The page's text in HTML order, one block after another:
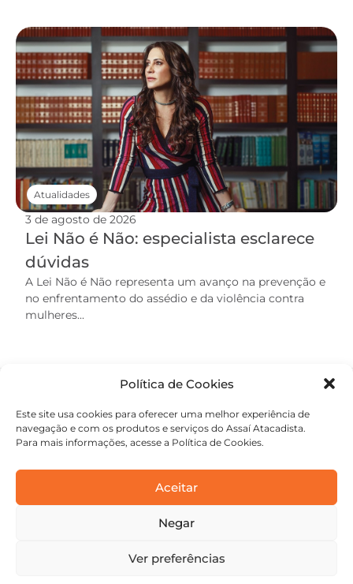
Política de Cookies
Este site usa cookies para oferecer uma melhor experiência de
navegação e com os produtos e serviços do Assaí Atacadista.
Para mais informações, acesse a Política de Cookies.
Aceitar
Negar
Ver preferências
3 de agosto de 2026
Lei Não é Não: especialista esclarece
dúvidas
A Lei Não é Não representa um avanço na prevenção e
no enfrentamento do assédio e da violência contra
mulheres...
Atualidades
contato@academiaassai.com.br
Copyright © 2025 | Todos os direitos reservados
Termos e condições